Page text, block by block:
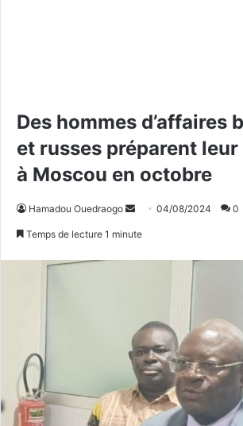
Des hommes d’affaires
et russes préparent
à Moscou en octobre
Hamadou Ouedraogo
n
c
o
u
04/08/2024 0
Temps de lecture 1 minute